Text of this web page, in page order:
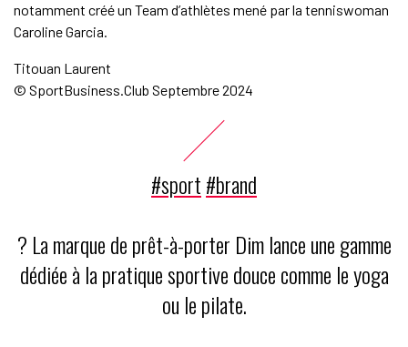
notamment créé un Team d’athlètes mené par la tenniswoman
Caroline Garcia.
Titouan Laurent
© SportBusiness.Club Septembre 2024
#sport#brand
? La marque de prêt-à-porter Dim lance une gamme
dédiée à la pratique sportive douce comme le yoga
ou le pilate.